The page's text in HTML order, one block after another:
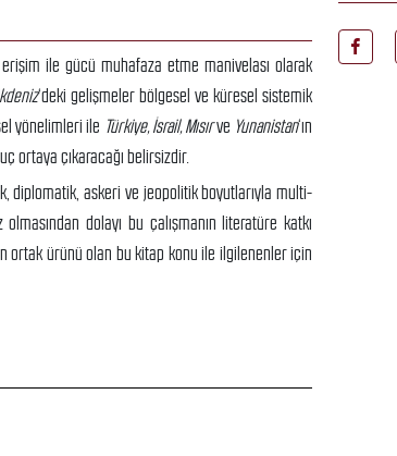
ile gücü muhafaza etme manivelası olarak
‘deki gelişmeler bölgesel ve küresel sistemik
yönelimleri ile Türkiye, İsrail, Mısırve Yunanistan‘ın
ortaya çıkaracağı belirsizdir.
diplomatik, askeri ve jeopolitik boyutlarıyla multi-
dolayı bu çalışmanın literatüre katkı
ortak ürünü olan bu kitap konu ile ilgilenenler için